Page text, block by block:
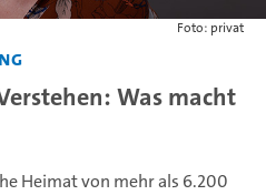
Foto: privat
Was macht
Heimat von mehr als 6.200